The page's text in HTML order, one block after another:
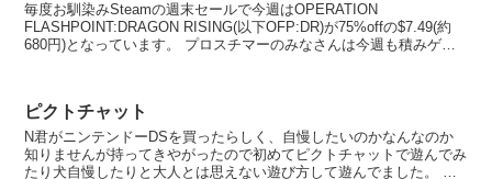
毎度お馴染みSteamの週末セールで今週はOPERATION
FLASHPOINT:DRAGON RISING(以下OFP:DR)が75%offの$7.49(約
680円)となっています。 プロスチマーのみなさんは今週も積みゲー
ピクトチャット
N君がニンテンドーDSを買ったらしく、自慢したいのかなんなのか
知りませんが持ってきやがったので初めてピクトチャットで遊んでみ
たり犬自慢したりと大人とは思えない遊び方して遊んでました。 脳